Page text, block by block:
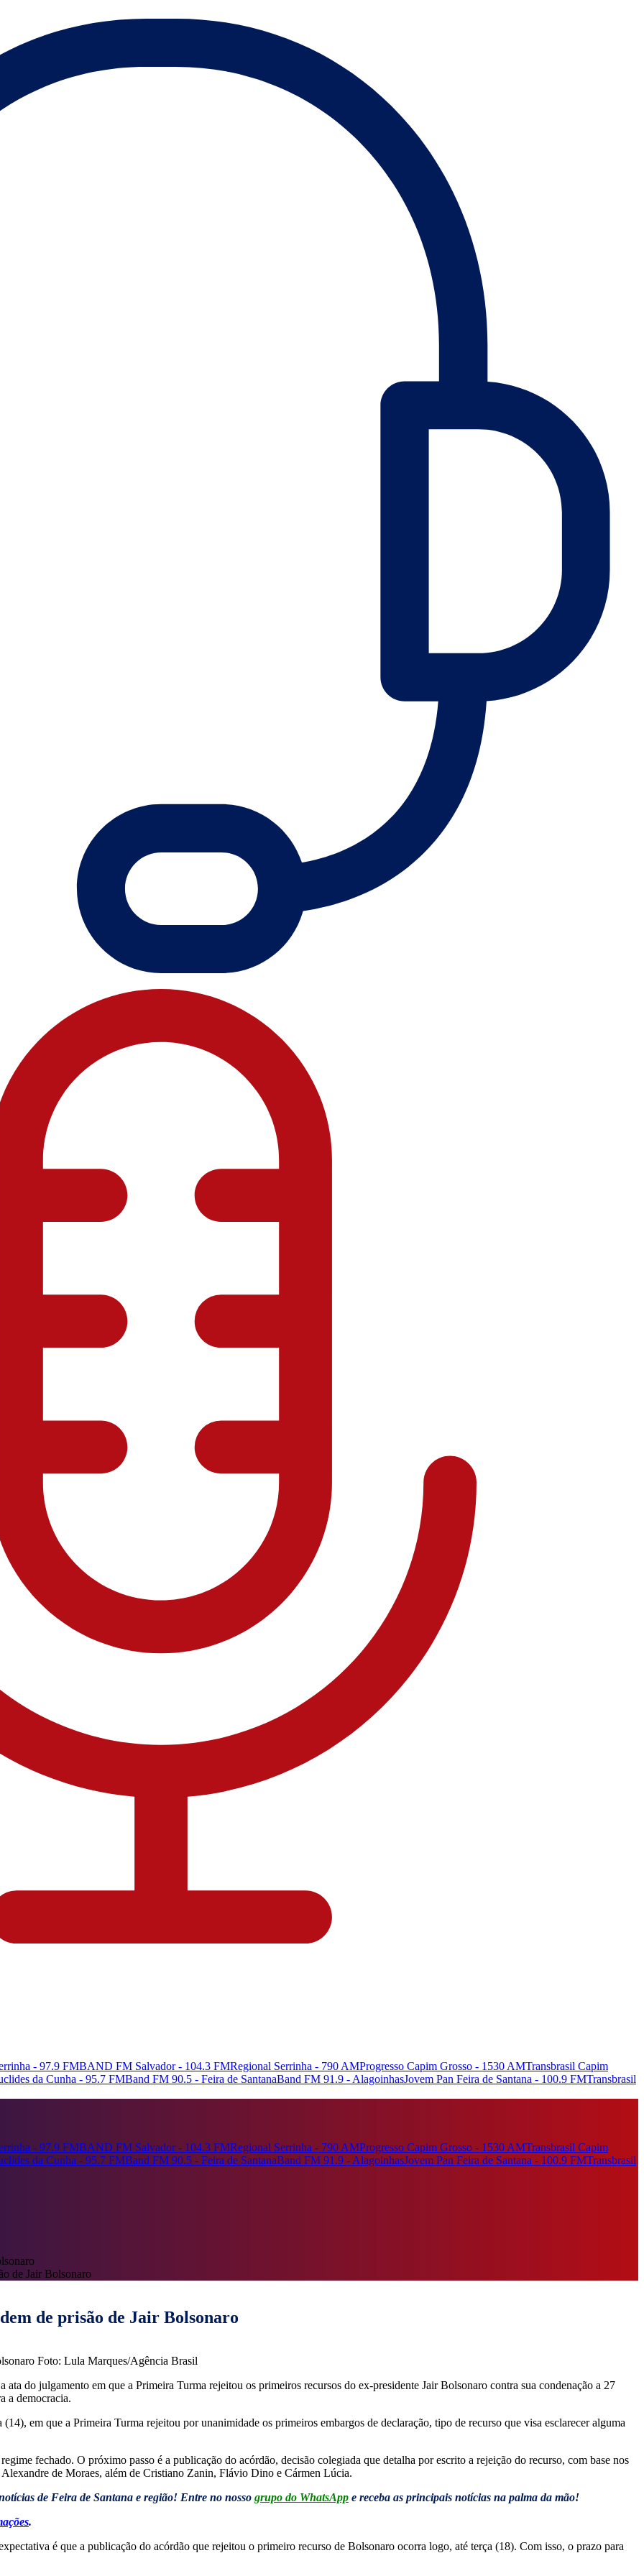
- 97.9 FMBAND FM Salvador - 104.3 FMRegional Serrinha - 790 AMProgresso Capim Grosso - 1530 AMTransbrasil Capim
da Cunha - 95.7 FMBand FM 90.5 - Feira de SantanaBand FM 91.9 - AlagoinhasJovem Pan Feira de Santana - 100.9 FMTransbrasil
- 97.9 FMBAND FM Salvador - 104.3 FMRegional Serrinha - 790 AMProgresso Capim Grosso - 1530 AMTransbrasil Capim
da Cunha - 95.7 FMBand FM 90.5 - Feira de SantanaBand FM 91.9 - AlagoinhasJovem Pan Feira de Santana - 100.9 FMTransbrasil
de Jair Bolsonaro
de prisão de Jair Bolsonaro
Foto: Lula Marques/Agência Brasil
do julgamento em que a Primeira Turma rejeitou os primeiros recursos do ex-presidente Jair Bolsonaro contra sua condenação a 27
a democracia.
em que a Primeira Turma rejeitou por unanimidade os primeiros embargos de declaração, tipo de recurso que visa esclarecer alguma
fechado. O próximo passo é a publicação do acórdão, decisão colegiada que detalha por escrito a rejeição do recurso, com base nos
de Moraes, além de Cristiano Zanin, Flávio Dino e Cármen Lúcia.
de Feira de Santana e região! Entre no nosso grupo do WhatsApp e receba as principais notícias na palma da mão!
.
é que a publicação do acórdão que rejeitou o primeiro recurso de Bolsonaro ocorra logo, até terça (18). Com isso, o prazo para